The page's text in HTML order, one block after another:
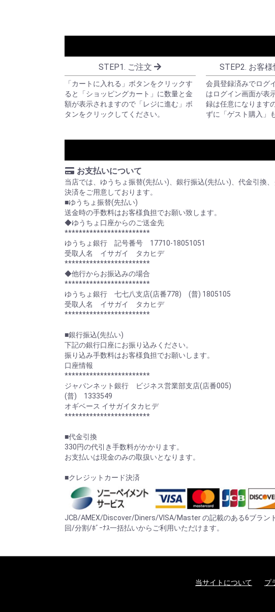
STEP1. ご注文
「カートに入れる」ボタンをクリックす
ると「ショッピングカート」に数量と金
額が表示されますので「レジに進む」ボ
タンをクリックしてください。
STEP2. お客
会員登録済みでログ
はログイン画面が表
録は任意になります
ずに「ゲスト購入」
お支払いについて
当店では、ゆうちょ振替(先払い)、銀行振込(先払い)、代金引換
決済をご用意しております。
■ゆうちょ振替(先払い)
送金時の手数料はお客様負担でお願い致します。
◆ゆうちょ口座からのご送金先
************************
ゆうちょ銀行 記号番号 17710-18051051
受取人名 イサガイ タカヒデ
************************
◆他行からお振込みの場合
************************
ゆうちょ銀行 七七八支店(店番778) (普) 1805105
受取人名 イサガイ タカヒデ
************************
■銀行振込(先払い)
下記の銀行口座にお振り込みください。
振り込み手数料はお客様負担でお願いします。
口座情報
************************
ジャパンネット銀行 ビジネス営業部支店(店番005)
(普) 1333549
オギベース イサガイタカヒデ
************************
■代金引換
330円の代引き手数料がかかります。
お支払いは現金のみの取扱いとなります。
■クレジットカード決済
JCB/AMEX/Discover/Diners/VISA/Master の記載のある6ブラン
回/分割/ﾎﾞｰﾅｽ一括払いからご利用いただけます。
当サイトについて プ